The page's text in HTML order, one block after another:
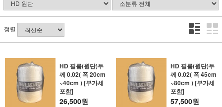
정렬
HD 필름(원단)두
께 0.02( 폭 20cm
~40cm ) [부가세
포함]
26,500원
HD 필름(원단)두
께 0.02( 폭 45cm
~80cm ) [부가세
포함]
57,500원